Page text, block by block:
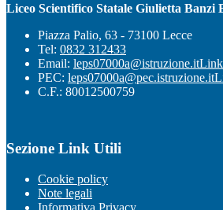
Liceo Scientifico Statale Giulietta Banzi
Piazza Palio, 63 - 73100 Lecce
Tel: 0832 312433
Email: leps07000a@istruzione.itLink
PEC: leps07000a@pec.istruzione.it
C.F.: 80012500759
Sezione Link Utili
Cookie policy
Note legali
Informativa Privacy